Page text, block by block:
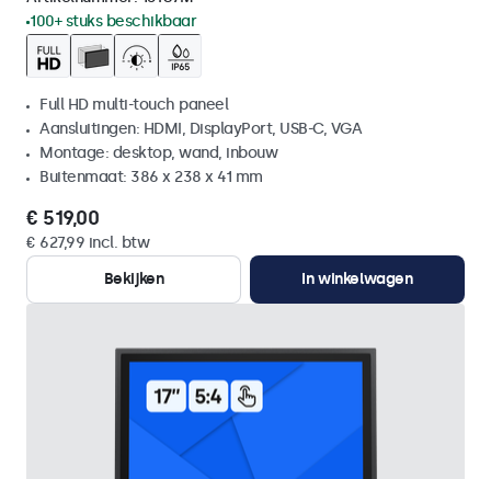
100+ stuks beschikbaar
Full HD multi-touch paneel
Aansluitingen: HDMI, DisplayPort, USB-C, VGA
Montage: desktop, wand, inbouw
Buitenmaat: 386 x 238 x 41 mm
€ 519,00
€ 627,99 incl. btw
Bekijken
In winkelwagen